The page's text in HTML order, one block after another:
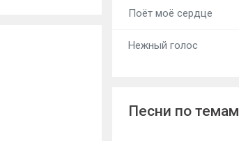
Поёт моё сердце
Нежный голос
Песни по темам